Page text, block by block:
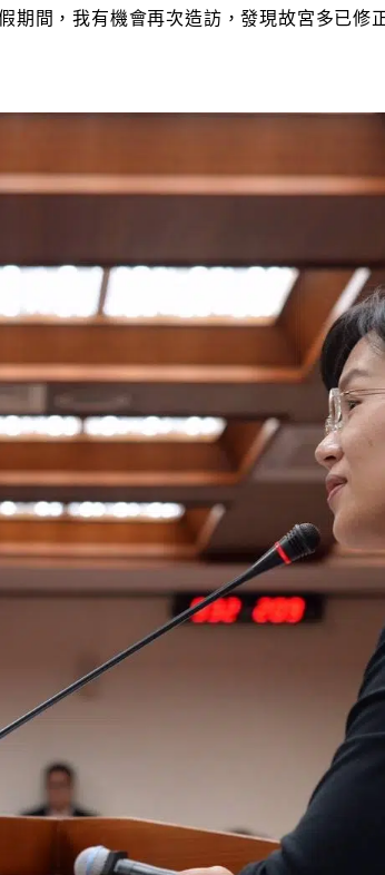
間，我有機會再次造訪，發現故宮多已修